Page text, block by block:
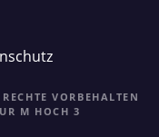
VORBEHALTEN
M HOCH 3